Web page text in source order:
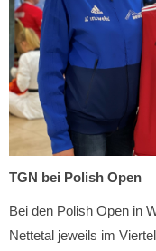
TGN bei Polish Open
Bei den Polish Open in
Nettetal jeweils im